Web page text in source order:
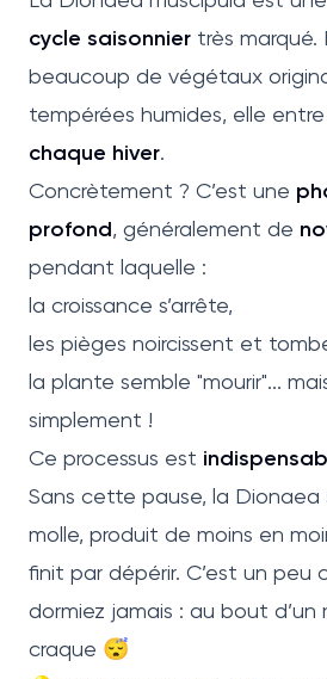
cycle saisonnier très marqué.
beaucoup de végétaux
tempérées humides, elle
chaque hiver.
Concrètement ? C’est une
profond, généralement de
pendant laquelle :
la croissance s’arrête,
les pièges noircissent et
la plante semble "mourir"...
simplement !
Ce processus est
Sans cette pause, la Dionaea
molle, produit de moins en
finit par dépérir. C’est un peu
dormiez jamais : au bout
craque 😴